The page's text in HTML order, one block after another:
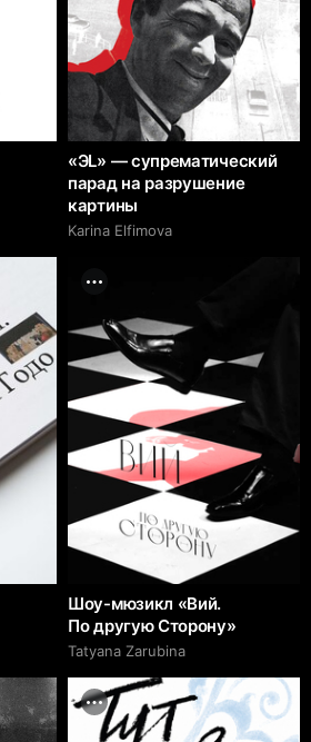
«ЭL» — супрематический
парад на разрушение
картины
Karina Elfimova
Шоу-мюзикл «Вий.
По другую Сторону»
Tatyana Zarubina